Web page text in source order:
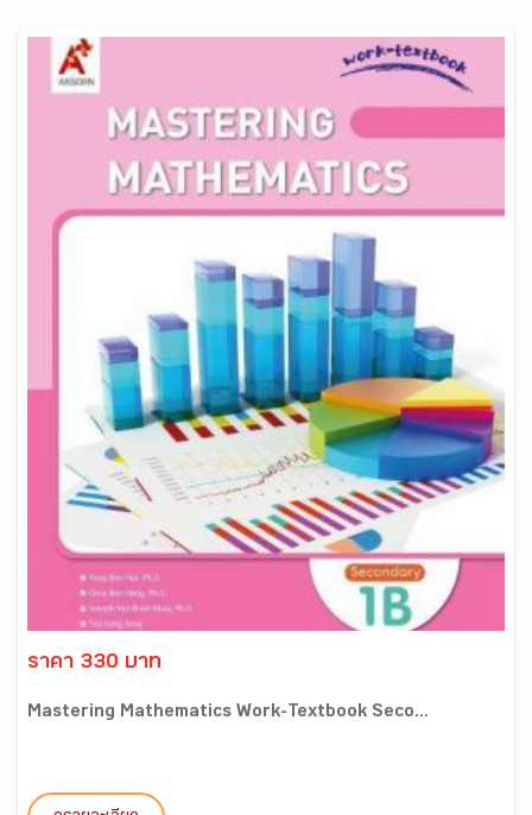
ราคา 330 บาท
Mastering Mathematics Work-Textbook Seco...